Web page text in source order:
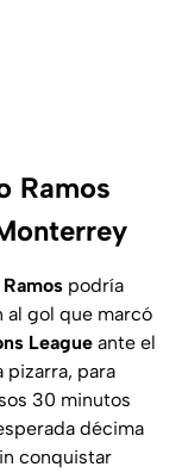
Ramos
podría
al gol que marcó
League ante el
pizarra, para
30 minutos
décima
conquistar